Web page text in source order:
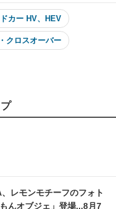
カー HV、HEV
クロスオーバー
レモンモチーフのフォト
んオブジェ」登場...8月7